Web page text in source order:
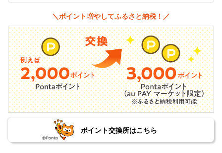
＼ポイント増やしてふるさと納税！／
ポイント交換所はこちら